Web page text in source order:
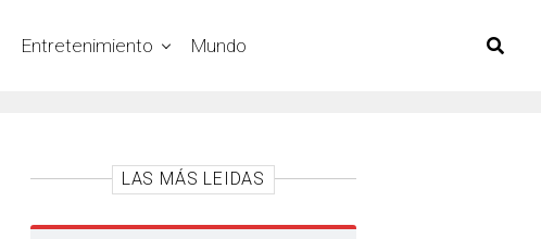
Entretenimiento Mundo
LAS MÁS LEIDAS